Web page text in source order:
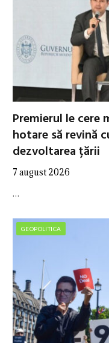
Premierul le
hotare să revină
dezvoltarea țării
7 august 2026
…
GEOPOLITICA